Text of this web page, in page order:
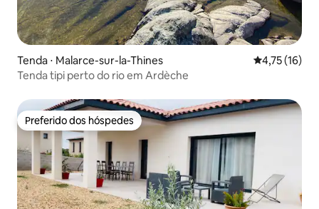
Tenda ⋅ Malarce-sur-la-Thines 4,75 de uma
4,75 (16)
Tenda tipi perto do rio em Ardèche
Preferido dos hóspedes
Preferido dos hóspedes